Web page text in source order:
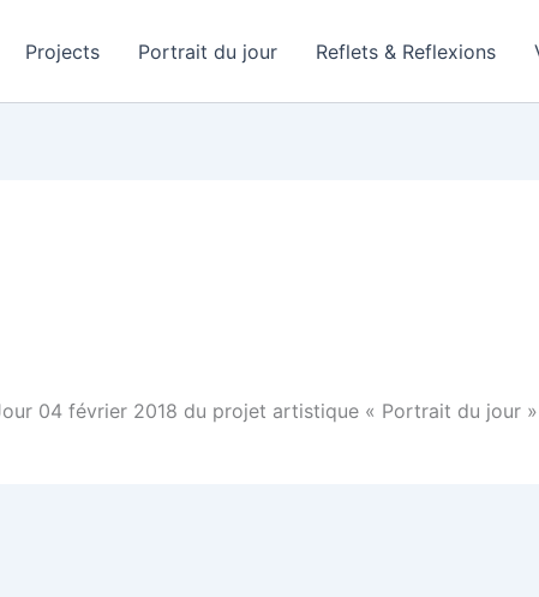
Projects Portrait du jour Reflets & Reflexions
04 février 2018 du projet artistique « Portrait du jour »